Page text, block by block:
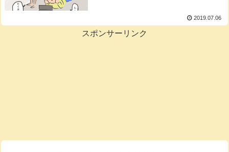
2019.07.06
スポンサーリンク